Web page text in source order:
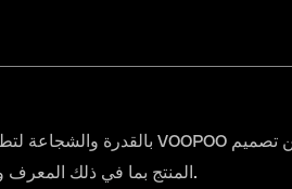
المنتج بما في ذلك المعرف والمواد والأنسجة وعملية التصنيع بحيث لا تتمتع السجائر الإلكترونية بأداء ممتاز فحسب ، بل تتمتع أيضًا بمظهر فريد وشخصي للمنتج.